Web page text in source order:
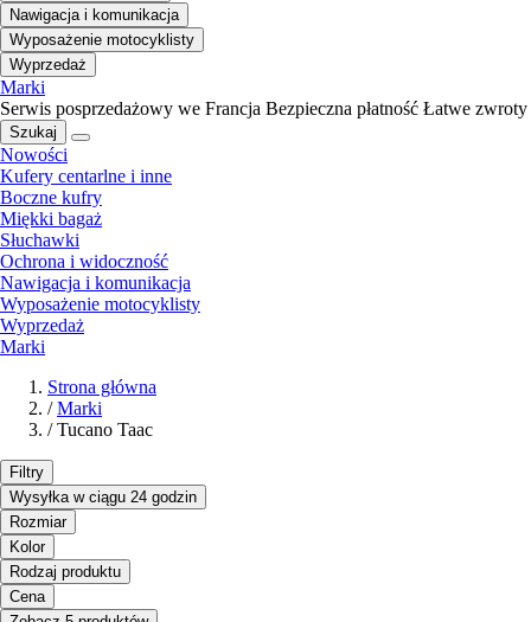
Nawigacja i komunikacja
Wyposażenie motocyklisty
Wyprzedaż
Marki
Serwis posprzedażowy we Francja Bezpieczna płatność Łatwe zwroty
Szukaj
Nowości
Kufery centarlne i inne
Boczne kufry
Miękki bagaż
Słuchawki
Ochrona i widoczność
Nawigacja i komunikacja
Wyposażenie motocyklisty
Wyprzedaż
Marki
Strona główna
/ Marki
/ Tucano Taac
Filtry
Wysyłka w ciągu 24 godzin
Rozmiar
Kolor
Rodzaj produktu
Cena